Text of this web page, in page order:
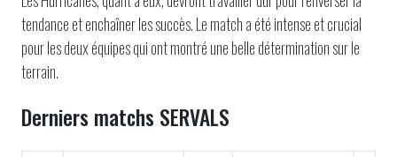
tendance et enchaîner les succès. Le match a été intense et crucial
pour les deux équipes qui ont montré une belle détermination sur le
terrain.
Derniers matchs SERVALS